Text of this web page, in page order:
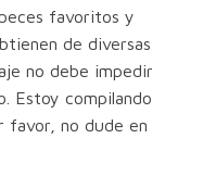
favoritos y
de diversas
no debe impedir
Estoy compilando
favor, no dude en